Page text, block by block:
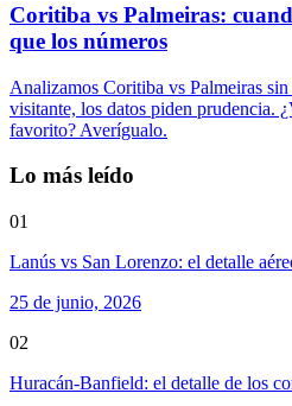
Coritiba vs Palmeiras:
que los números
Analizamos Coritiba vs Palmeiras
visitante, los datos piden prudencia.
favorito? Averígualo.
Lo más leído
01
Lanús vs San Lorenzo: el detalle
25 de junio, 2026
02
Huracán-Banfield: el detalle de los